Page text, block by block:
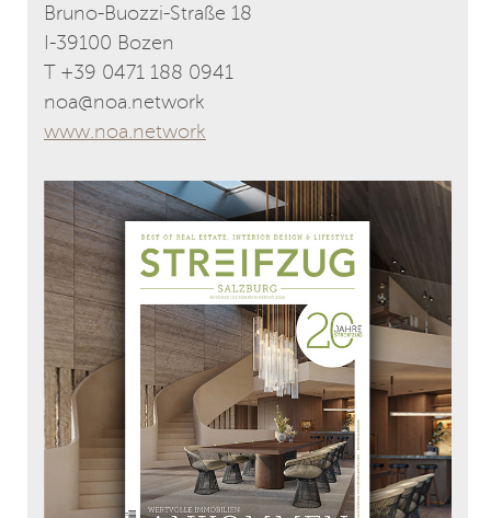
Bruno-Buozzi-Straße 18
I-39100 Bozen
T +39 0471 188 0941
noa@noa.network
www.noa.network